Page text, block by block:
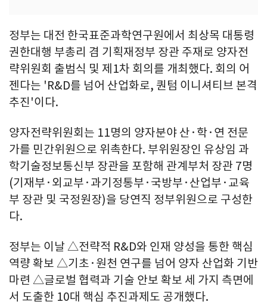
정부는 대전 한국표준과학연구원에서 최상목 대통령
권한대행 부총리 겸 기획재정부 장관 주재로 양자전
략위원회 출범식 및 제1차 회의를 개최했다. 회의 어
젠다는 'R&D를 넘어 산업화로, 퀀텀 이니셔티브 본격
추진'이다.
양자전략위원회는 11명의 양자분야 산·학·연 전문
가를 민간위원으로 위촉한다. 부위원장인 유상임 과
학기술정보통신부 장관을 포함해 관계부처 장관 7명
(기재부·외교부·과기정통부·국방부·산업부·교육
부 장관 및 국정원장)을 당연직 정부위원으로 구성한
다.
정부는 이날 △전략적 R&D와 인재 양성을 통한 핵심
역량 확보 △기초·원천 연구를 넘어 양자 산업화 기반
마련 △글로벌 협력과 기술 안보 확보 세 가지 측면에
서 도출한 10대 핵심 추진과제도 공개했다.